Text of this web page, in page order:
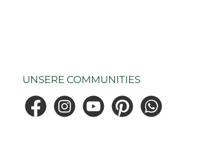
UNSERE COMMUNITIES
FacebookInstagramYouTubePinterestWhatsApp